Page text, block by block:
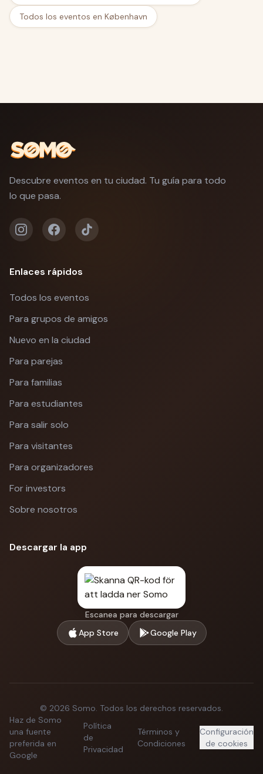
Todos los eventos en København
Descubre eventos en tu ciudad. Tu guía para todo
lo que pasa.
Enlaces rápidos
Todos los eventos
Para grupos de amigos
Nuevo en la ciudad
Para parejas
Para familias
Para estudiantes
Para salir solo
Para visitantes
Para organizadores
For investors
Sobre nosotros
Descargar la app
Escanea para descargar
App Store
Google Play
© 2026 Somo. Todos los derechos reservados.
Haz de Somo
una fuente
preferida en
Google
Política
de
Privacidad
Términos y
Condiciones
Configuración
de cookies